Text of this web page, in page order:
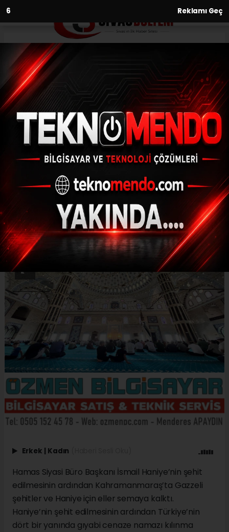
5 Reklamı Geç
Anasayfa Gündem
Kahramanmaraş’ta İsmail
Haniye ve Gazzeli şehitler için
eller semaya kalktı
GÜNDEM
(İHA) - İhlas Haber Ajansı | 31.07.2024 - 20:01, Güncelleme: 31.07.2024
- 19:38
Kahramanmaraş’ta İsmail Haniye ve
Gazzeli şehitler için eller semaya kalktı
ABONE OL
Erkek | Kadın
Hamas Siyasi Büro Başkanı İsmail Haniye’nin şehit
edilmesinin ardından Kahramanmaraş’ta Gazzeli
şehitler ve Haniye için eller semaya kalktı.
Haniye’nin şehit edilmesinin ardından Türkiye’nin
dört bir yanında gıyabi cenaze namazı kılınma